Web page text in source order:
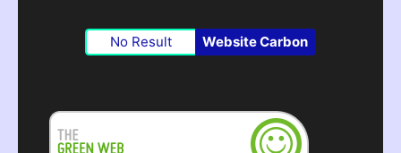
No Result Website Carbon